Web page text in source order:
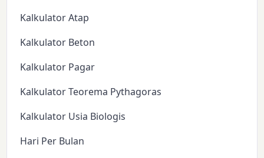
Kalkulator Atap
Kalkulator Beton
Kalkulator Pagar
Kalkulator Teorema Pythagoras
Kalkulator Usia Biologis
Hari Per Bulan